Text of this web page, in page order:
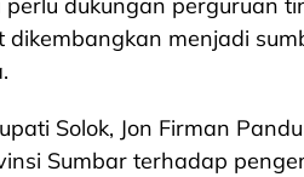
dikembangkan menjadi
Solok, Jon Firman
Sumbar terhadap